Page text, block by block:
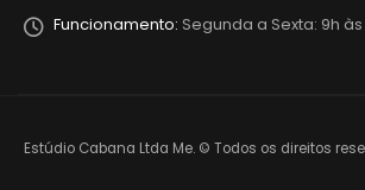
Funcionamento: Segunda a Sexta: 9h às
Estúdio Cabana Ltda Me. © Todos os direitos